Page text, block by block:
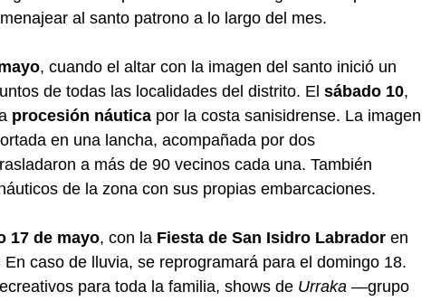
al santo patrono a lo largo del mes.
, cuando el altar con la imagen del santo inició un
de todas las localidades del distrito. El sábado 10,
procesión náutica por la costa sanisidrense. La imagen
en una lancha, acompañada por dos
a más de 90 vecinos cada una. También
de la zona con sus propias embarcaciones.
17 de mayo, con la Fiesta de San Isidro Labrador en
caso de lluvia, se reprogramará para el domingo 18.
para toda la familia, shows de Urraka —grupo